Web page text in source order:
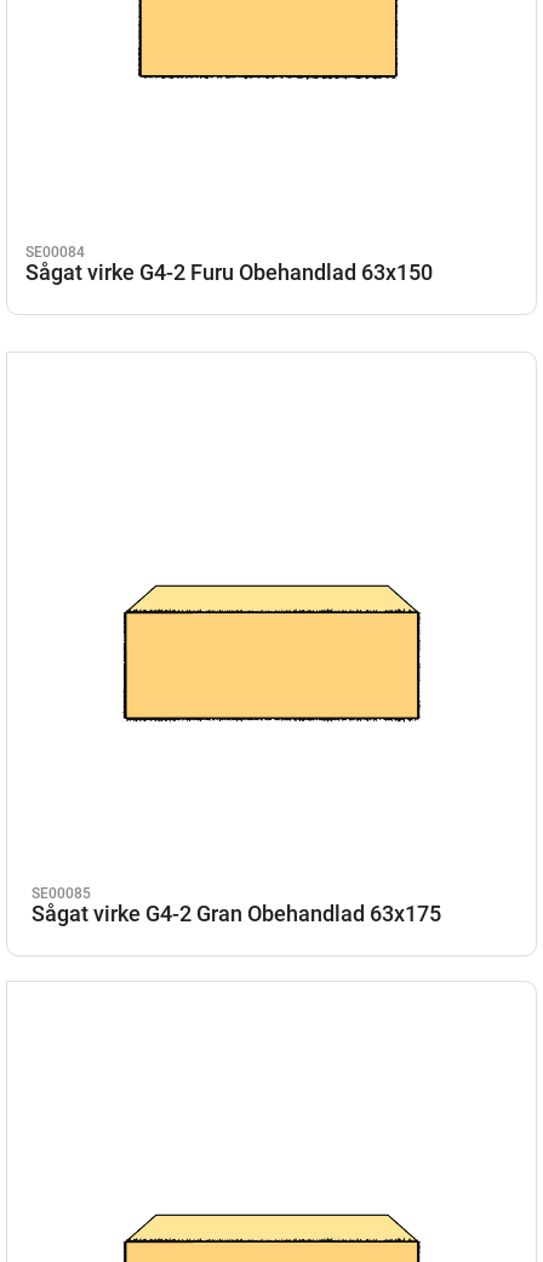
SE00084
Sågat virke G4-2 Furu Obehandlad 63x150
SE00085
Sågat virke G4-2 Gran Obehandlad 63x175